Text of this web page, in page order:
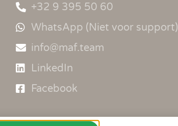
+32 9 395 50 60
WhatsApp (Niet voor support)
info@maf.team
LinkedIn
Facebook